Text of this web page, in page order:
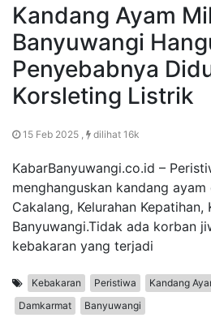
Kandang Ayam
Banyuwangi
Penyebabnya
Korsleting Listrik
15 Feb 2025 , dilihat 16k
KabarBanyuwangi.co.id –
menghanguskan kandang
Cakalang, Kelurahan
Banyuwangi.Tidak ada korban
kebakaran yang terjadi
Kebakaran Peristiwa Kandang
Damkarmat
Banyuwangi